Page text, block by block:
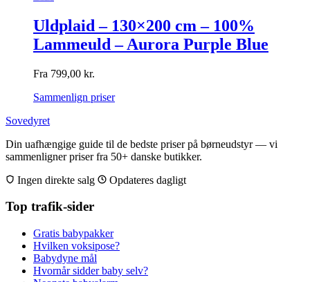
Uldplaid – 130×200 cm – 100%
Lammeuld – Aurora Purple Blue
Fra 799,00 kr.
Sammenlign priser
Sovedyret
Din uafhængige guide til de bedste priser på børneudstyr — vi
sammenligner priser fra 50+ danske butikker.
Ingen direkte salg
Opdateres dagligt
Top trafik-sider
Gratis babypakker
Hvilken voksipose?
Babydyne mål
Hvornår sidder baby selv?